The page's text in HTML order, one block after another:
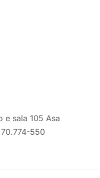
e sala 105 Asa
550